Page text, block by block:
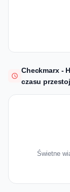
Checkmarx -
czasu
Świetne